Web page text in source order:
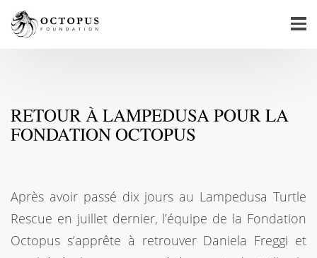
RETOUR À LAMPEDUSA POUR LA
FONDATION OCTOPUS
Après avoir passé dix jours au Lampedusa Turtle
Rescue en juillet dernier, l’équipe de la Fondation
Octopus s’apprête à retrouver Daniela Freggi et